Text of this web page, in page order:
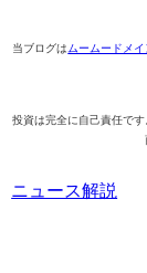
当ブログは ムームードメイ
投資は完全に自己責任で
ニュース解説